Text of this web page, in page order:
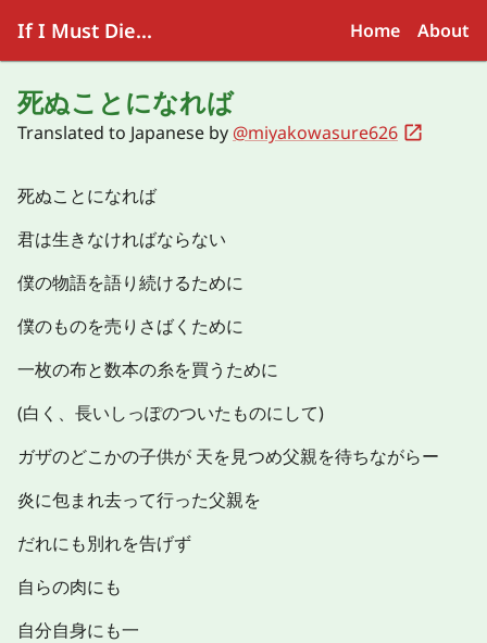
If I Must Die... Home About
死ぬことになれば
Translated to Japanese by @miyakowasure626
死ぬことになれば
君は生きなければならない
僕の物語を語り続けるために
僕のものを売りさばくために
一枚の布と数本の糸を買うために
(白く、長いしっぽのついたものにして)
ガザのどこかの子供が 天を見つめ父親を待ちながらー
炎に包まれ去って行った父親を
だれにも別れを告げず
自らの肉にも
自分自身にも一